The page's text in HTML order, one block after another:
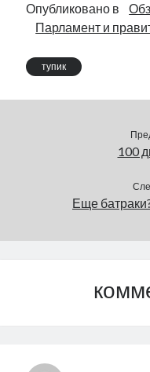
Опубликовано в
Парламент и
тупик
100
Еще